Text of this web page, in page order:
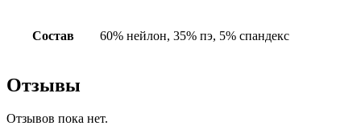
Состав 60% нейлон, 35% пэ, 5% спандекс
Отзывы
Отзывов пока нет.